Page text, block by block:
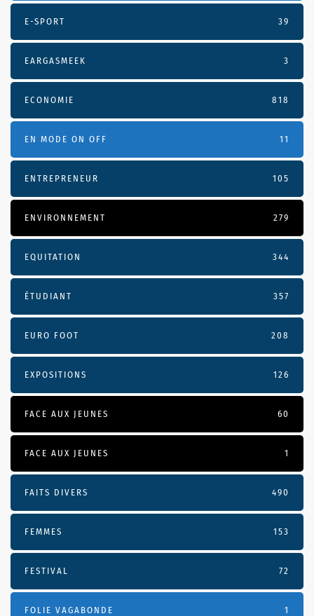
E-SPORT 39
EARGASMEEK 3
ECONOMIE 818
EN MODE ON OFF 11
ENTREPRENEUR 105
ENVIRONNEMENT 279
EQUITATION 344
ÉTUDIANT 357
EURO FOOT 208
EXPOSITIONS 126
FACE AUX JEUNES 60
FACE AUX JEUNES 1
FAITS DIVERS 490
FEMMES 153
FESTIVAL 72
FOLIE VAGABONDE 1